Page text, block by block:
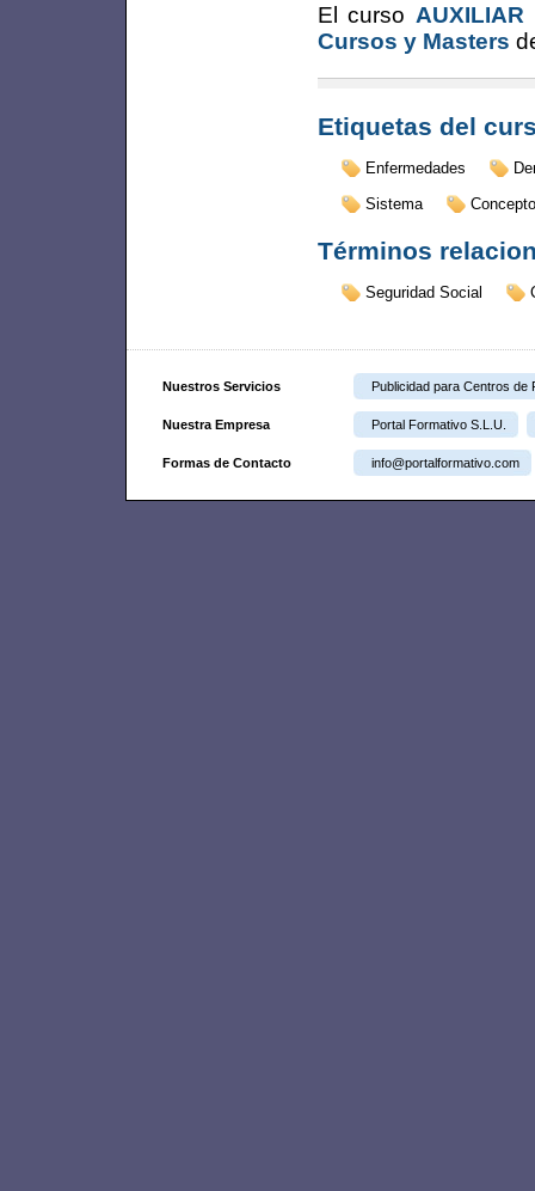
El curso AUXILIAR
Cursos y Masters
Etiquetas del
Enfermedades
Sistema
Concepto
Términos
Seguridad Social
Nuestros Servicios Publicidad para Centros de
Nuestra Empresa Portal Formativo S.L.U.
Formas de Contacto info@portalformativo.com